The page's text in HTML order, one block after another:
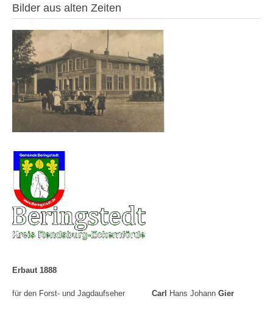
Bilder aus alten Zeiten
Erbaut 1888
für den Forst- und Jagdaufseher Carl Hans Johann Gier